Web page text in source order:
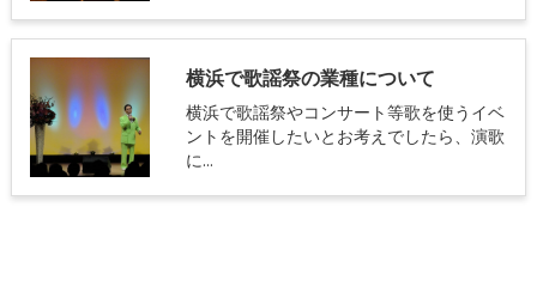
横浜で歌謡祭の業種について
横浜で歌謡祭やコンサート等歌を使うイベ
ントを開催したいとお考えでしたら、演歌
に…